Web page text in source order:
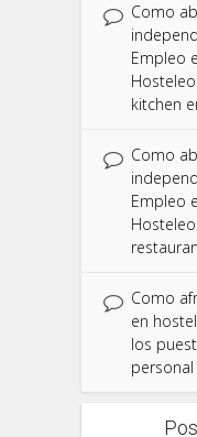
Como
Empleo
Hosteleo
kitchen
Como
Empleo
Hosteleo
Como
en
los